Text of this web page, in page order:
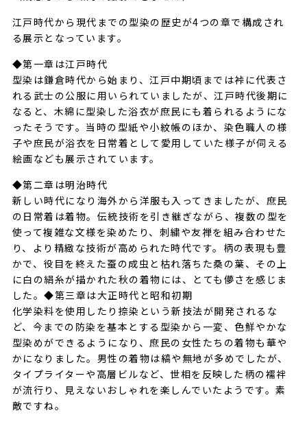
江戸時代から現代までの型染の歴史が4つの章で構成され
る展示となっています。
◆第一章は江戸時代
型染は鎌倉時代から始まり、江戸中期頃までは裃に代表さ
れる武士の公服に用いられていましたが、江戸時代後期に
なると、木綿に型染した浴衣が庶民にも着られるようにな
ったそうです。当時の型紙や小紋帳のほか、染色職人の様
子や庶民が浴衣を日常着として愛用していた様子が伺える
絵画なども展示されています。
◆第二章は明治時代
新しい時代になり海外から洋服も入ってきましたが、庶民
の日常着は着物。伝統技術を引き継ぎながら、複数の型を
使って複雑な文様を染めたり、刺繍や友禅を組み合わせた
り、より精緻な技術が高められた時代です。柄の表現も豊
かで、役目を終えた蚕の成虫と枯れ落ちた桑の葉、その上
に白の絹糸が描かれた秋の着物には、とても儚さを感じま
した。◆第三章は大正時代と昭和初期
化学染料を使用したり捺染という新技法が開発されるな
ど、今までの防染を基本とする型染から一変、色鮮やかな
型染めができるようになり、庶民の女性たちの着物も華や
かになりました。男性の着物は縞や無地が多めでしたが、
タイプライターや高層ビルなど、世相を反映した柄の襦袢
が流行り、見えないおしゃれを楽しんでいたようです。素
敵ですね。